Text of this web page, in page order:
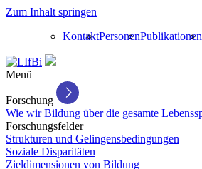
Zum Inhalt springen
KontaktPersonenPublikationen
Menü
Forschung
Wie wir Bildung über die gesamte
Forschungsfelder
Strukturen und Gelingensbedingungen
Soziale Disparitäten
Zieldimensionen von Bildung